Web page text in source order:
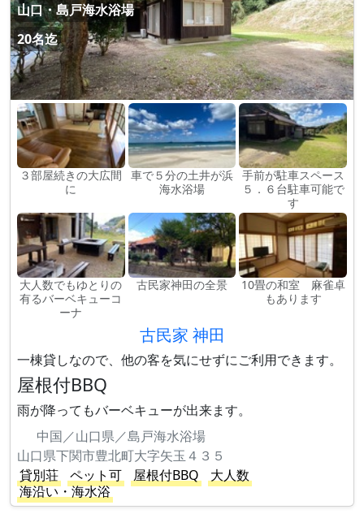
山口・島戸海水浴場
20名迄
３部屋続きの大広間
に
車で５分の土井が浜
海水浴場
手前が駐車スペース
５．６台駐車可能で
す
大人数でもゆとりの
有るバーベキューコ
ーナ
古民家神田の全景
10畳の和室 麻雀卓
もあります
古民家 神田
一棟貸しなので、他の客を気にせずにご利用できます。
屋根付BBQ
雨が降ってもバーベキューが出来ます。
中国／山口県／島戸海水浴場
山口県下関市豊北町大字矢玉４３５
貸別荘
ペット可 屋根付BBQ
大人数
海沿い・海水浴